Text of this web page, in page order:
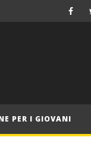
PER I GIOVANI